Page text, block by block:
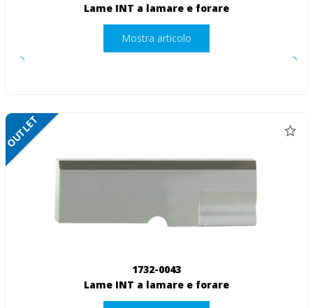
Lame INT a lamare e forare
Mostra articolo
OUTLET
1732-0043
Lame INT a lamare e forare